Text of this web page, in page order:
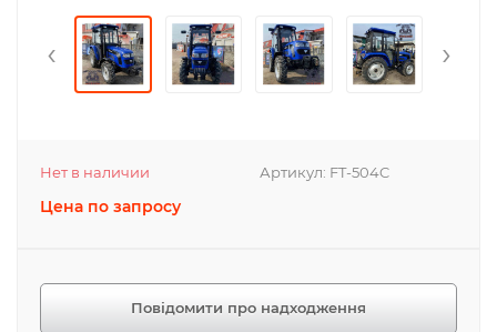
‹ ›
Артикул: FT-504C
Нет в наличии
Цена по запросу
Повідомити про надходження